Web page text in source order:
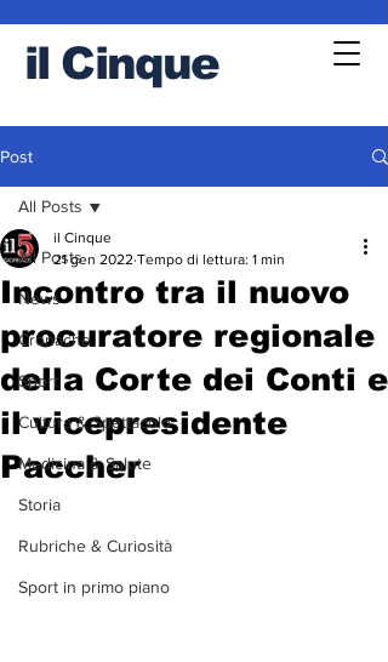
il Cinque
Post
All Posts
News
Cronache
Sport
Cultura & Spettacolo
Medicina & Salute
Storia
Rubriche & Curiosità
Sport in primo piano
All Posts
Incontro tra il nuovo
procuratore regionale
della Corte dei Conti e
il vicepresidente
Paccher
il Cinque
21 gen 2022 Tempo di lettura: 1 min